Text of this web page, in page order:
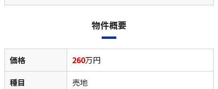
物件概要
価格 260万円
種目
売地